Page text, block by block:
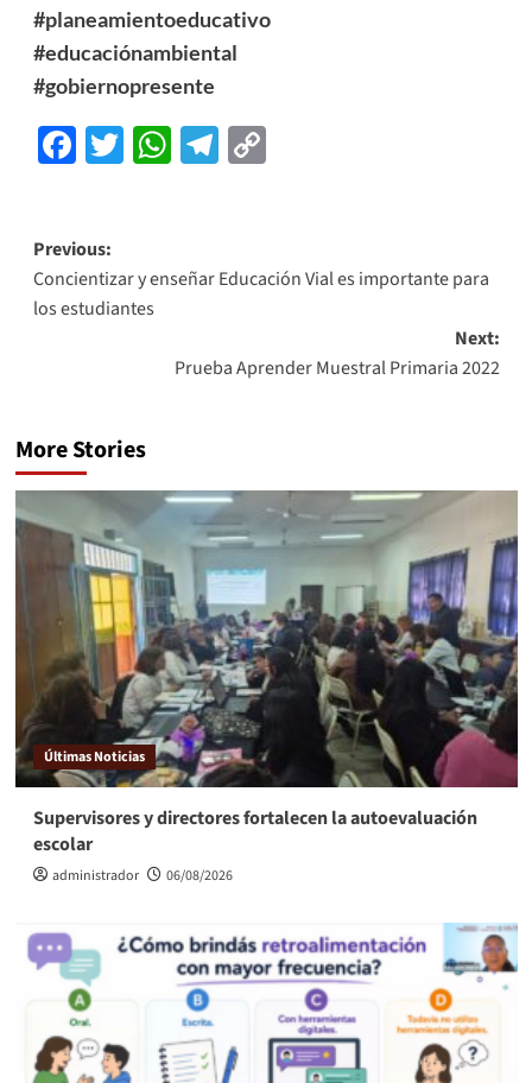
#planeamientoeducativo
#educaciónambiental
#gobiernopresente
Facebook
Twitter
WhatsApp
Telegram
Copy
Previous:
Concientizar y enseñar Educación Vial es importante para
los estudiantes
Next:
Prueba Aprender Muestral Primaria 2022
More Stories
Últimas Noticias
Supervisores y directores fortalecen la autoevaluación
escolar
administrador 06/08/2026